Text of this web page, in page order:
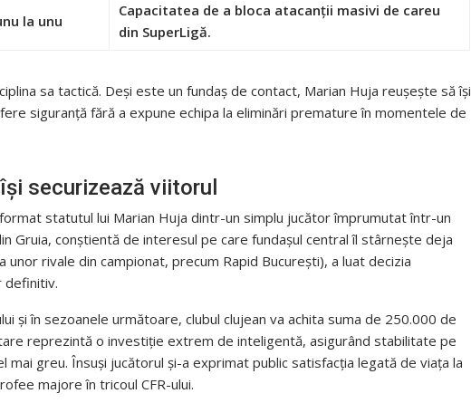
la unu
Capacitatea de a bloca atacanții masivi de careu
din SuperLigă.
sa tactică. Deși este un fundaș de contact, Marian Huja reușește să își
siguranță fără a expune echipa la eliminări premature în momentele de
securizează viitorul
statutul lui Marian Huja dintr-un simplu jucător împrumutat într-un
Gruia, conștientă de interesul pe care fundașul central îl stârnește deja
rivale din campionat, precum Rapid București), a luat decizia
definitiv.
și în sezoanele următoare, clubul clujean va achita suma de 250.000 de
reprezintă o investiție extrem de inteligentă, asigurând stabilitate pe
greu. Însuși jucătorul și-a exprimat public satisfacția legată de viața la
majore în tricoul CFR-ului.